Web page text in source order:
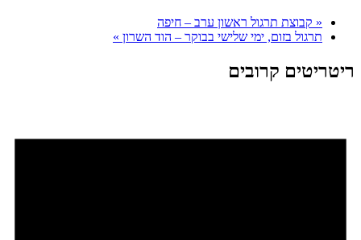
« קבוצת תרגול ראשון ערב – חיפה
תרגול בזום, ימי שלישי בבוקר – הוד השרון »
ריטריטים קרובים